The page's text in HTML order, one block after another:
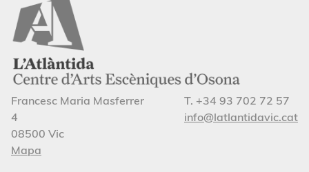
Francesc Maria Masferrer
4
08500 Vic
Mapa
T. +34 93 702 72 57
info@latlantidavic.cat